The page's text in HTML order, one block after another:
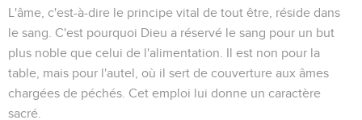
L'âme, c'est-à-dire le principe vital de tout être, réside dans
le sang. C'est pourquoi Dieu a réservé le sang pour un but
plus noble que celui de l'alimentation. Il est non pour la
table, mais pour l'autel, où il sert de couverture aux âmes
chargées de péchés. Cet emploi lui donne un caractère
sacré.